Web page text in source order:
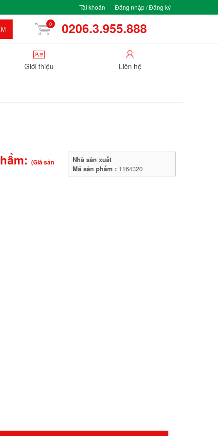
Tài khoản Đăng nhập / Đăng ký
0 0206.3.955.888
Giới thiệu Liên hệ
(Giá sản
Nhà sản xuất
Mã sản phẩm : 1164320